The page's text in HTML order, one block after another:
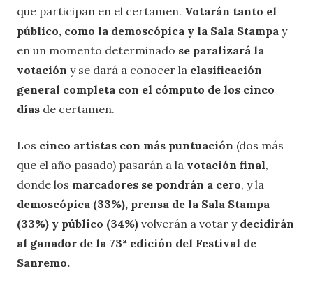
que participan en el certamen. Votarán tanto el
público, como la demoscópica y la Sala Stampa y
en un momento determinado se paralizará la
votación y se dará a conocer la clasificación
general completa con el cómputo de los cinco
días de certamen.
Los cinco artistas con más puntuación (dos más
que el año pasado) pasarán a la votación final,
donde los marcadores se pondrán a cero, y la
demoscópica (33%), prensa de la Sala Stampa
(33%) y público (34%) volverán a votar y decidirán
al ganador de la 73ª edición del Festival de
Sanremo.